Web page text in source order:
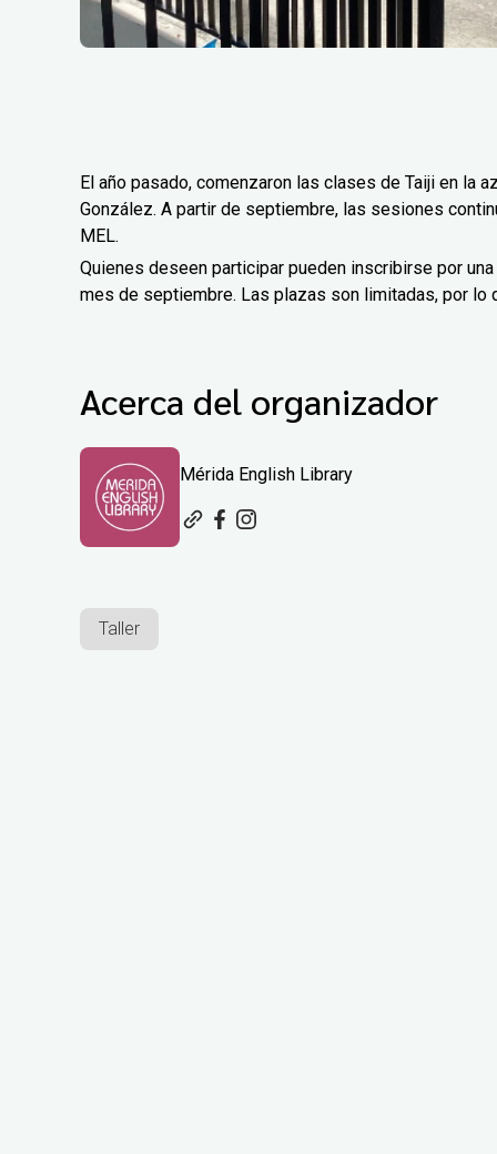
El año pasado, comenzaron las clases de Taiji en la
González. A partir de septiembre, las sesiones
MEL.
Quienes deseen participar pueden inscribirse por
mes de septiembre. Las plazas son limitadas, por lo
Acerca del organizador
Mérida English Library
Taller